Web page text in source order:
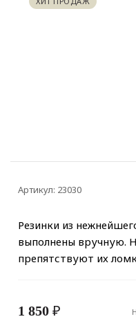
Артикул: 23030
Резинки из
выполнены вручную.
препятствуют их
1 850 ₽